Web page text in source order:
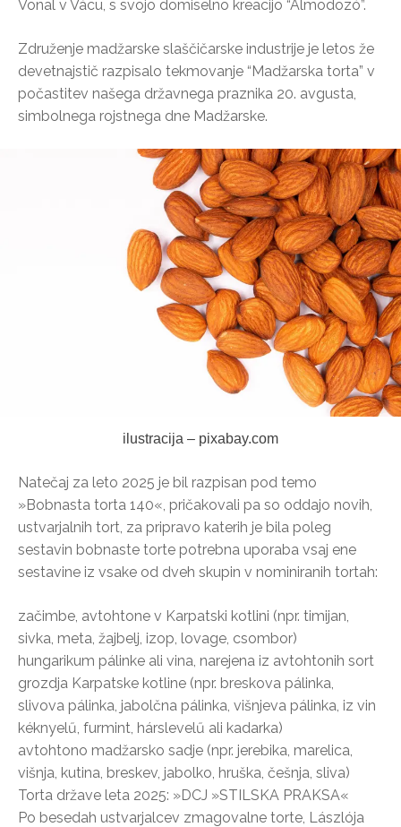
Vonal v Vácu, s svojo domiselno kreacijo “Álmodozó”.
Združenje madžarske slaščičarske industrije je letos že
devetnajstič razpisalo tekmovanje “Madžarska torta” v
počastitev našega državnega praznika 20. avgusta,
simbolnega rojstnega dne Madžarske.
ilustracija – pixabay.com
Natečaj za leto 2025 je bil razpisan pod temo
»Bobnasta torta 140«, pričakovali pa so oddajo novih,
ustvarjalnih tort, za pripravo katerih je bila poleg
sestavin bobnaste torte potrebna uporaba vsaj ene
sestavine iz vsake od dveh skupin v nominiranih tortah:
začimbe, avtohtone v Karpatski kotlini (npr. timijan,
sivka, meta, žajbelj, izop, lovage, csombor)
hungarikum pálinke ali vina, narejena iz avtohtonih sort
grozdja Karpatske kotline (npr. breskova pálinka,
slivova pálinka, jabolčna pálinka, višnjeva pálinka, iz vin
kéknyelű, furmint, hárslevelű ali kadarka)
avtohtono madžarsko sadje (npr. jerebika, marelica,
višnja, kutina, breskev, jabolko, hruška, češnja, sliva)
Torta države leta 2025: »DCJ »STILSKA PRAKSA«
Po besedah ustvarjalcev zmagovalne torte, Lászlója